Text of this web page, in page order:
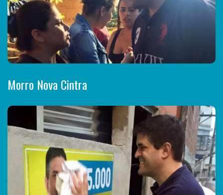
Morro Nova Cintra